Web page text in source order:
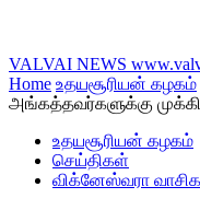
VALVAI NEWS
Home உதயசூரியன் கழகம்
அங்கத்தவர்களுக்கு
உதயசூரியன் கழகம்
செய்திகள்
விக்னேஸ்வரா